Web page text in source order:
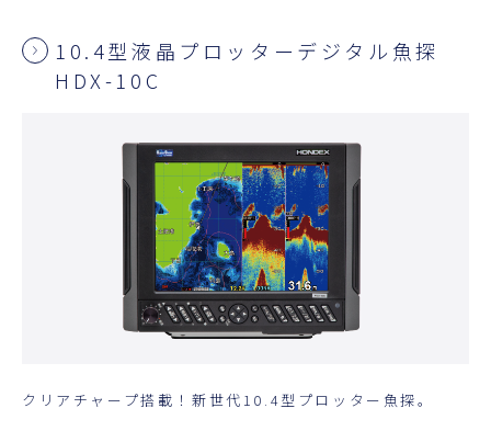
10.4型液晶プロッターデジタル魚探
HDX-10C
クリアチャープ搭載！新世代10.4型プロッター魚探。